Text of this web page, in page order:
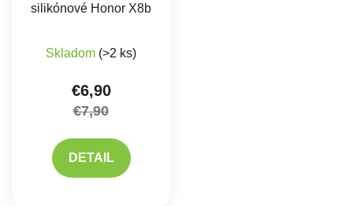
silikónové Honor X8b
Skladom (>2 ks)
€6,90
€7,90
DETAIL